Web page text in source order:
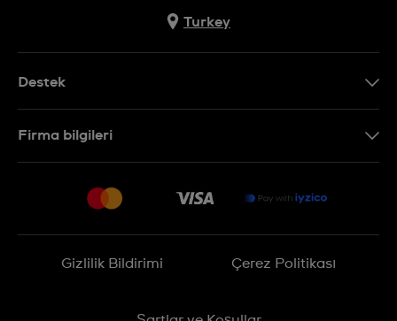
Turkey
Destek
İade Politikası
Firma bilgileri
Gizlilik Bildirimi Çerez Politikası